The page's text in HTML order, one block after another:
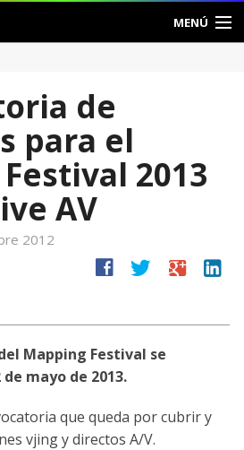
MENÚ
de
para el
2013
AV
2012
facebook twitter google linkedin
Mapping Festival se
mayo de 2013.
que queda por cubrir y
vjing y directos A/V.